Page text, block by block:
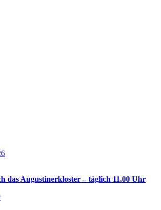
das Augustinerkloster – täglich 11.00 Uhr